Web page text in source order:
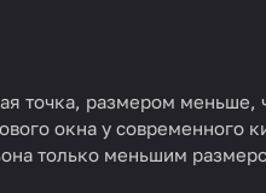
точка, размером меньше,
окна у современного
только меньшим